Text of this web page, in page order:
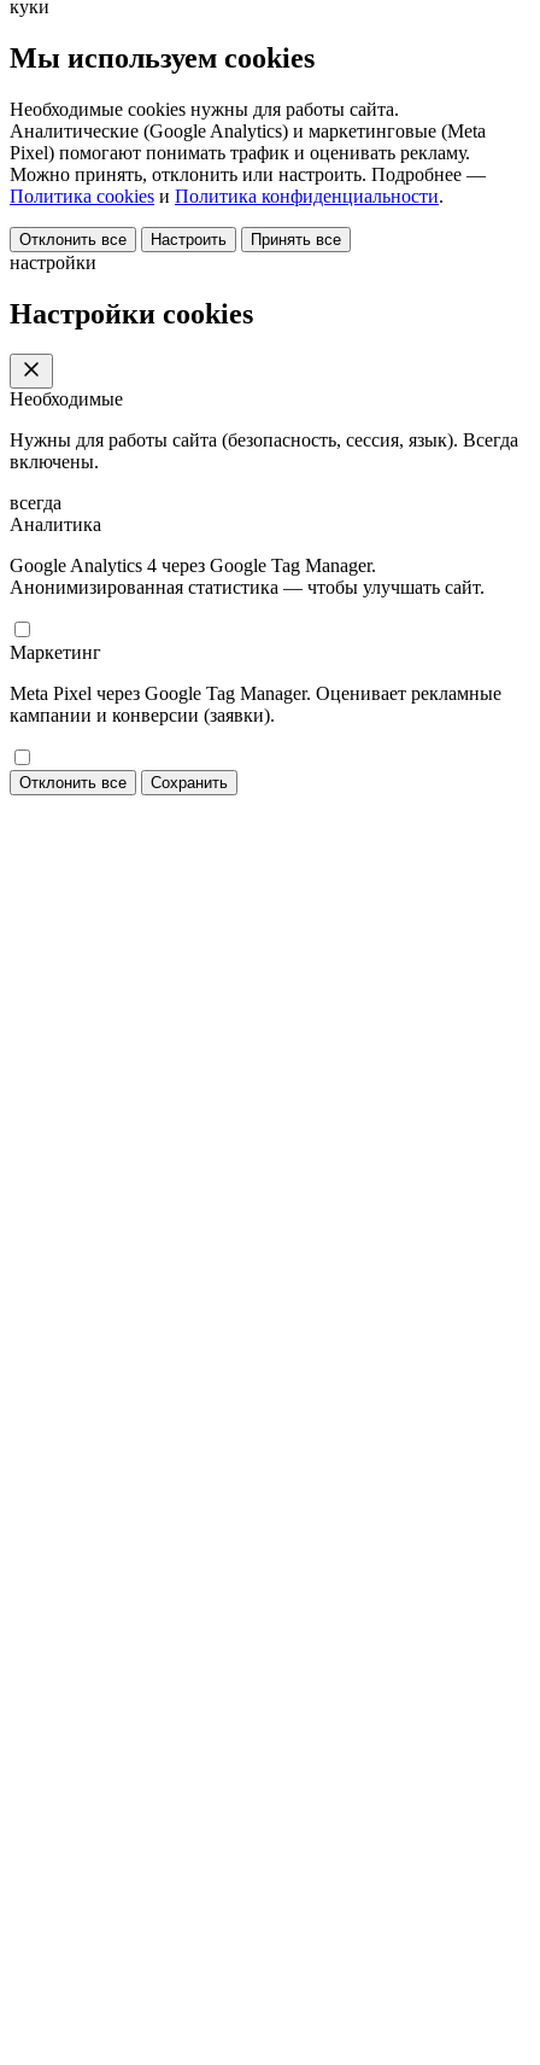
куки
Мы используем cookies
Необходимые cookies нужны для работы сайта.
Аналитические (Google Analytics) и маркетинговые (Meta
Pixel) помогают понимать трафик и оценивать рекламу.
Можно принять, отклонить или настроить. Подробнее —
Политика cookies и Политика конфиденциальности.
Отклонить все Настроить Принять все
настройки
Настройки cookies
Необходимые
Нужны для работы сайта (безопасность, сессия, язык). Всегда
включены.
всегда
Аналитика
Google Analytics 4 через Google Tag Manager.
Анонимизированная статистика — чтобы улучшать сайт.
Маркетинг
Meta Pixel через Google Tag Manager. Оценивает рекламные
кампании и конверсии (заявки).
Отклонить все Сохранить